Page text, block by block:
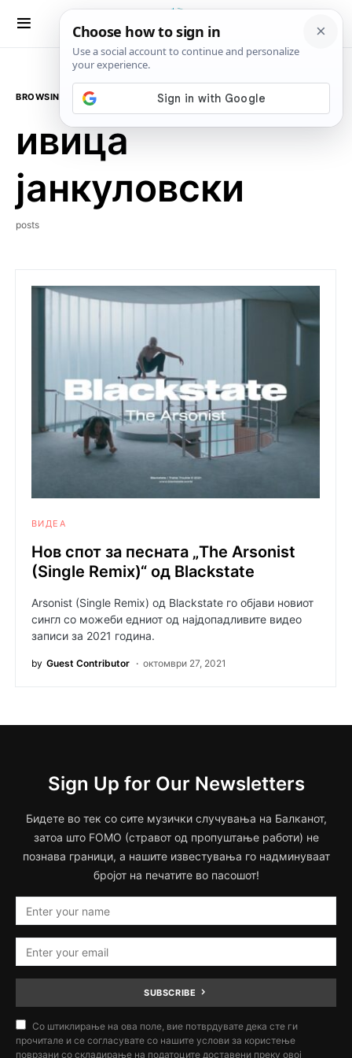
BROWSING TAG
ивица
јанкуловски
posts
ВИДЕА
Нов спот за песната „The Arsonist
(Single Remix)“ од Blackstate
Arsonist (Single Remix) од Blackstate го објави новиот
сингл со можеби едниот од најдопадливите видео
записи за 2021 година.
by Guest Contributor октомври 27, 2021
Sign Up for Our Newsletters
Бидете во тек со сите музички случувања на Балканот,
затоа што FOMO (стравот од пропуштање работи) не
познава граници, а нашите известувања го надминуваат
бројот на печатите во пасошот!
SUBSCRIBE
Со штиклирање на ова поле, вие потврдувате дека сте ги
прочитале и се согласувате со нашите услови за користење
поврзани со складирање на податоците доставени преку овој